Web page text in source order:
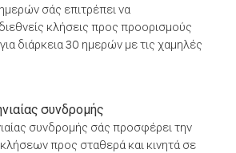
σάς επιτρέπει να
κλήσεις προς προορισμούς
διάρκεια 30 ημερών με τις χαμηλές
συνδρομής
συνδρομής σάς προσφέρει την
προς σταθερά και κινητά σε